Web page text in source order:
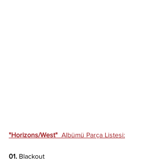
"Horizons/West"
  Albümü Parça Listesi:
01. Blackout